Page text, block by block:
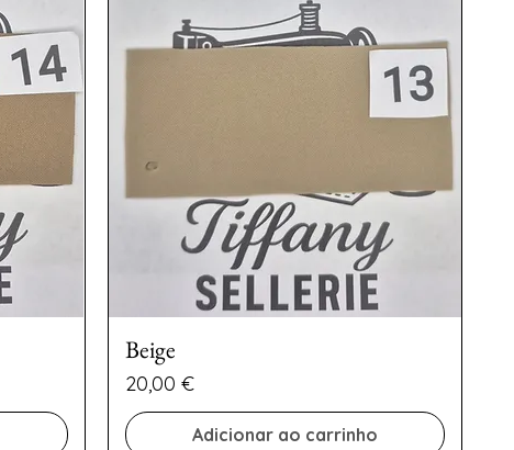
Beige
Preço
20,00 €
Adicionar ao carrinho